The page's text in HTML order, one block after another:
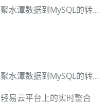
高效集成：使用轻易云平台实现聚水潭数据到MySQL的转换
高效集成：使用轻易云平台实现聚水潭数据到MySQL的转换
易云平台上的实时整合